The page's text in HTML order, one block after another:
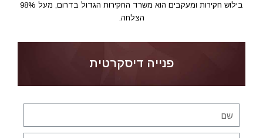
בילוש חקירות ומעקבים הוא משרד החקירות הגדול בדרום, מעל 98%
הצלחה.
פנייה דיסקרטית